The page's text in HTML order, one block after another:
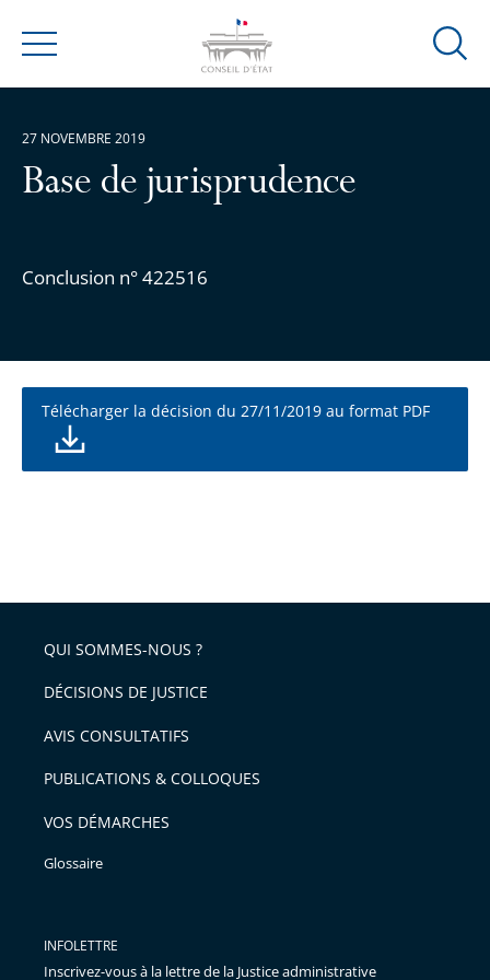
Menu
Ouvrir
Base de jurisprudence
Conclusion n° 422516
27 NOVEMBRE 2019
Télécharger la décision du 27/11/2019 au format PDF
QUI SOMMES-NOUS ?
DÉCISIONS DE JUSTICE
AVIS CONSULTATIFS
PUBLICATIONS & COLLOQUES
VOS DÉMARCHES
Glossaire
INFOLETTRE
Inscrivez-vous à la lettre de la Justice administrative